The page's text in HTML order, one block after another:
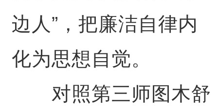
边人”，把廉洁自律内
化为思想自觉。
对照第三师图木舒